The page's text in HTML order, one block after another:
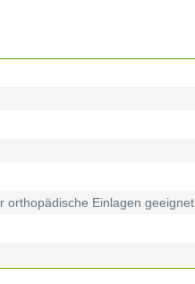
orthopädische Einlagen geeignet